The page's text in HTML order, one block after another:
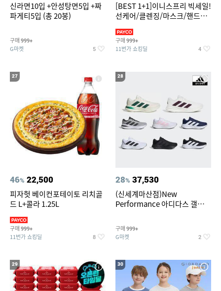
신라면10입 +안성탕면5입 +짜
파게티5입 (총 20봉)
구매 999+
G마켓 5
[BEST 1+1]이니스프리 빅세일!
선케어/클렌징/마스크/핸드크
구매 999+
11번가 쇼킹딜 4
27
46% 22,500
피자헛 베이컨포테이토 리치골
드 L+콜라 1.25L
구매 999+
11번가 쇼킹딜 8
28
28% 37,530
(신세계마산점)New
Performance 아디다스 갤럭시
구매 999+
G마켓 2
29 30